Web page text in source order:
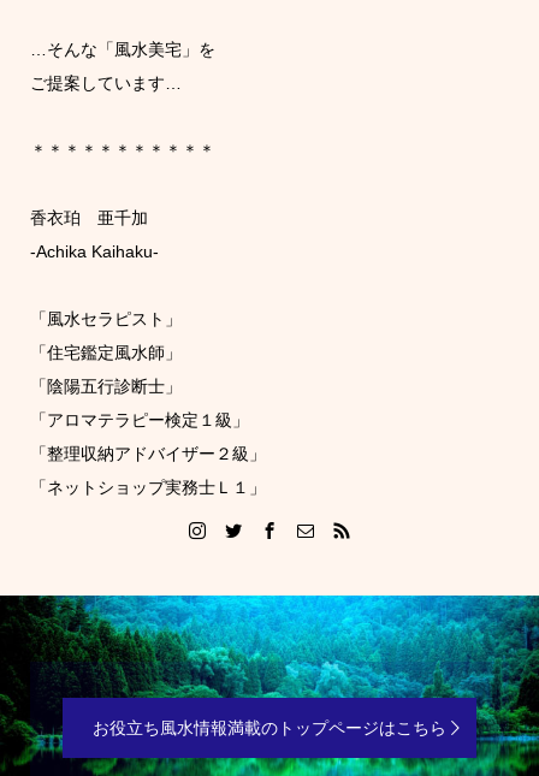
…そんな「風水美宅」を
ご提案しています…
＊＊＊＊＊＊＊＊＊＊＊
香衣珀 亜千加
-Achika Kaihaku-
「風水セラピスト」
「住宅鑑定風水師」
「陰陽五行診断士」
「アロマテラピー検定１級」
「整理収納アドバイザー２級」
「ネットショップ実務士Ｌ１」
お役立ち風水情報満載のトップページはこちら